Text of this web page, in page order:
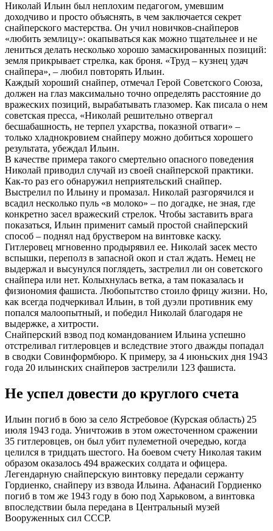
Николай Ильин был неплохим педагогом, умевшим
доходчиво и просто объяснять, в чем заключается секрет
снайперского мастерства. Он учил новичков-снайперов
«любить землицу»: окапываться как можно тщательнее и не
лениться делать несколько хорошо замаскированных позиций:
земля прикрывает стрелка, как броня. «Труд – кузнец удач
снайпера», – любил повторять Ильин.
Каждый хороший снайпер, отмечал Герой Советского Союза,
должен на глаз максимально точно определять расстояние до
вражеских позиций, вырабатывать глазомер. Как писала о нем
советская пресса, «Николай решительно отвергал
бесшабашность, не терпел ухарства, показной отваги» –
только хладнокровием снайперу можно добиться хорошего
результата, убеждал Ильин.
В качестве примера такого смертельно опасного поведения
Николай приводил случай из своей снайперской практики.
Как-то раз его обнаружил неприятельский снайпер.
Выстрелил по Ильину и промазал. Николай разгорячился и
всадил несколько пуль «в молоко» – по догадке, не зная, где
конкретно засел вражеский стрелок. Чтобы заставить врага
показаться, Ильин применит самый простой снайперский
способ – поднял над бруствером на винтовке каску.
Гитлеровец мгновенно продырявил ее. Николай засек место
вспышки, переполз в запасной окоп и стал ждать. Немец не
выдержал и высунулся поглядеть, застрелил ли он советского
снайпера или нет. Колыхнулась ветка, а там показалась и
физиономия фашиста. Любопытство стоило фрицу жизни. Но,
как всегда подчеркивал Ильин, в той дуэли противник ему
попался малоопытный, и победил Николай благодаря не
выдержке, а хитрости.
Снайперский взвод под командованием Ильина успешно
отстреливал гитлеровцев и вследствие этого дважды попадал
в сводки Совинформбюро. К примеру, за 4 июньских дня 1943
года 20 ильинских снайперов застрелили 123 фашиста.
Не успел довести до круглого счета
Ильин погиб в бою за село Ястребовое (Курская область) 25
июля 1943 года. Уничтожив в этом ожесточенном сражении
35 гитлеровцев, он был убит пулеметной очередью, когда
целился в тридцать шестого. На боевом счету Николая таким
образом оказалось 494 вражеских солдата и офицера.
Легендарную снайперскую винтовку передали сержанту
Гордиенко, снайперу из взвода Ильина. Афанасий Гордиенко
погиб в том же 1943 году в бою под Харьковом, а винтовка
впоследствии была передана в Центральный музей
Вооруженных сил СССР.